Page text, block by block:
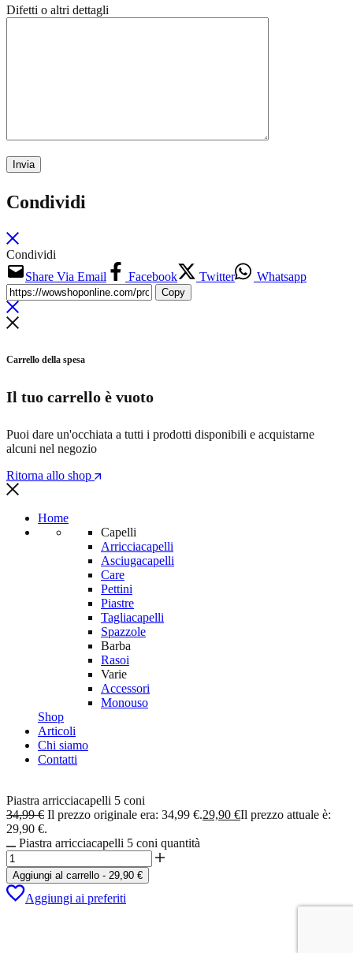
Difetti o altri dettagli
Condividi
Condividi
Share Via Email
Facebook Twitter Whatsapp
Copy
Carrello della spesa
Il tuo carrello è vuoto
Puoi dare un'occhiata a tutti i prodotti disponibili e acquistarne
alcuni nel negozio
Ritorna allo shop
Home
Capelli
Arricciacapelli
Asciugacapelli
Care
Pettini
Piastre
Tagliacapelli
Spazzole
Barba
Rasoi
Varie
Accessori
Monouso
Shop
Articoli
Chi siamo
Contatti
Piastra arricciacapelli 5 coni
34,99€ Il prezzo originale era: 34,99 €.29,90 €Il prezzo attuale è:
29,90 €.
Piastra arricciacapelli 5 coni quantità
Aggiungi al carrello - 29,90 €
Aggiungi ai preferiti